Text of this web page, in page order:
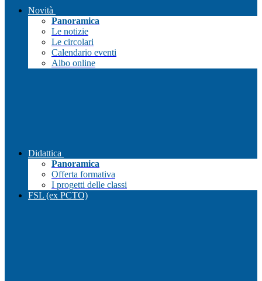
Novità
Panoramica
Le notizie
Le circolari
Calendario eventi
Albo online
Didattica
Panoramica
Offerta formativa
I progetti delle classi
FSL (ex PCTO)